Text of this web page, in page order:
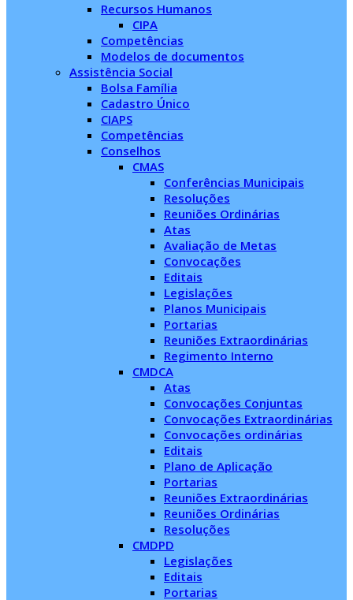
Recursos Humanos
CIPA
Competências
Modelos de documentos
Assistência Social
Bolsa Família
Cadastro Único
CIAPS
Competências
Conselhos
CMAS
Conferências Municipais
Resoluções
Reuniões Ordinárias
Atas
Avaliação de Metas
Convocações
Editais
Legislações
Planos Municipais
Portarias
Reuniões Extraordinárias
Regimento Interno
CMDCA
Atas
Convocações Conjuntas
Convocações Extraordinárias
Convocações ordinárias
Editais
Plano de Aplicação
Portarias
Reuniões Extraordinárias
Reuniões Ordinárias
Resoluções
CMDPD
Legislações
Editais
Portarias